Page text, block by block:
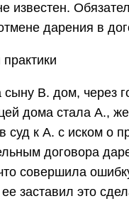
известен.
дарения в
В. дом, через
дома стала А.,
суд к А. с иском о
договора
совершила
заставил это